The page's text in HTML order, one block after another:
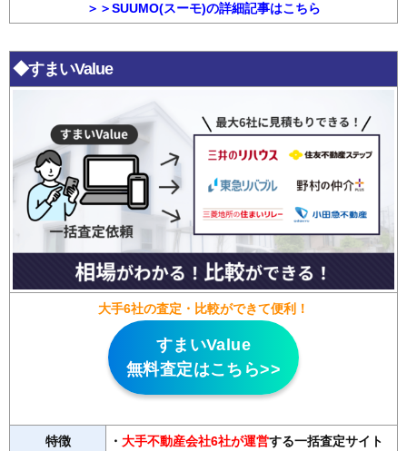
＞＞SUUMO(スーモ)の詳細記事はこちら
◆すまいValue
大手6社の査定・比較ができて便利！
すまいValue
無料査定はこちら>>
特徴 ・ 大手不動産会社6社が運営する一括査定サイト